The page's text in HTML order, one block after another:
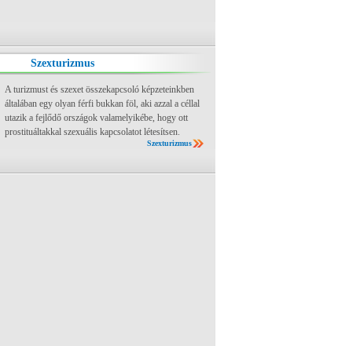
Szexturizmus
A turizmust és szexet összekapcsoló képzeteinkben
általában egy olyan férfi bukkan föl, aki azzal a céllal
utazik a fejlődő országok valamelyikébe, hogy ott
prostituáltakkal szexuális kapcsolatot létesítsen.
Szexturizmus